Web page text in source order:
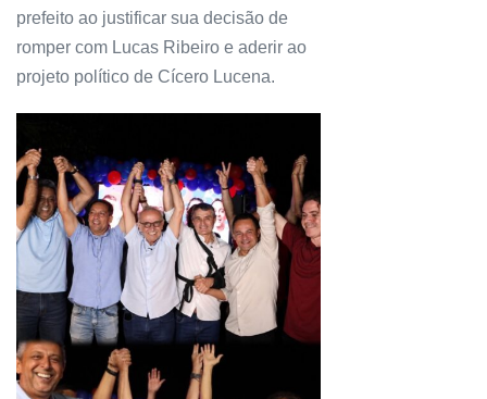
prefeito ao justificar sua decisão de
romper com Lucas Ribeiro e aderir ao
projeto político de Cícero Lucena.